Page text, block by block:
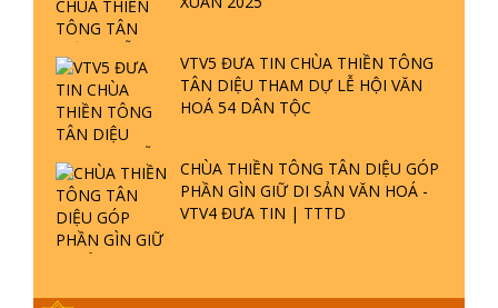
VTV5 ĐƯA TIN CHÙA THIỀN TÔNG
TÂN DIỆU THAM DỰ LỄ HỘI VĂN
HOÁ 54 DÂN TỘC
CHÙA THIỀN TÔNG TÂN DIỆU GÓP
PHẦN GÌN GIỮ DI SẢN VĂN HOÁ -
VTV4 ĐƯA TIN | TTTD